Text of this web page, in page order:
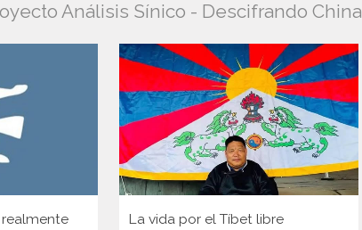
Análisis Sínico - Descifrando China
realmente
La vida por el Tíbet libre